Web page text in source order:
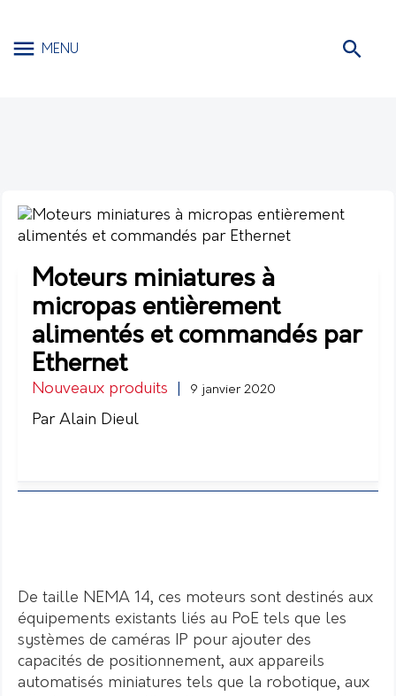
MENU
Moteurs miniatures à
micropas entièrement
alimentés et commandés par
Ethernet
Nouveaux produits 9 janvier 2020
Par Alain Dieul
De taille NEMA 14, ces moteurs sont destinés aux
équipements existants liés au PoE tels que les
systèmes de caméras IP pour ajouter des
capacités de positionnement, aux appareils
automatisés miniatures tels que la robotique, aux